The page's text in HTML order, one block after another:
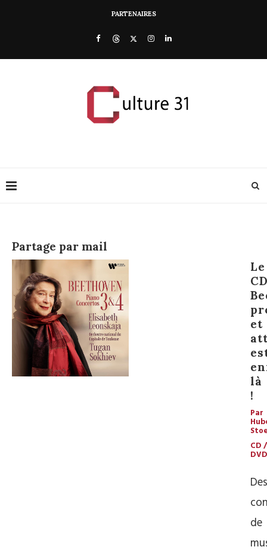
PARTENAIRES
Partage par mail
Le
et
là
!
Par
CD /
DVD
Des
de